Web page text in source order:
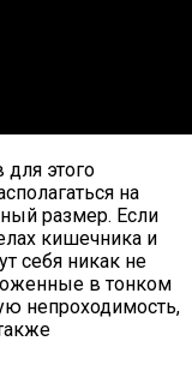
этого
на
размер. Если
кишечника и
себя никак не
в тонком
непроходимость,